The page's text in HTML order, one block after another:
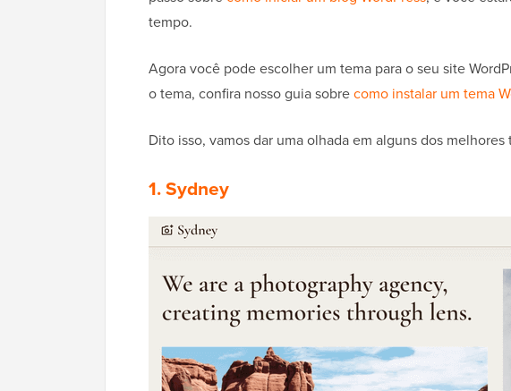
tempo.
Agora você pode escolher um tema para o seu site
o tema, confira nosso guia sobrecomo instalar um tema
Dito isso, vamos dar uma olhada em alguns dos melhores
1. Sydney